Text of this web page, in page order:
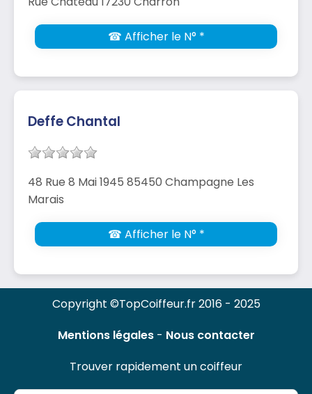
☎ Afficher le N° *
Deffe Chantal
48 Rue 8 Mai 1945 85450 Champagne Les
Marais
☎ Afficher le N° *
Copyright ©TopCoiffeur.fr 2016 - 2025
Mentions légales- Nous contacter
Trouver rapidement un coiffeur